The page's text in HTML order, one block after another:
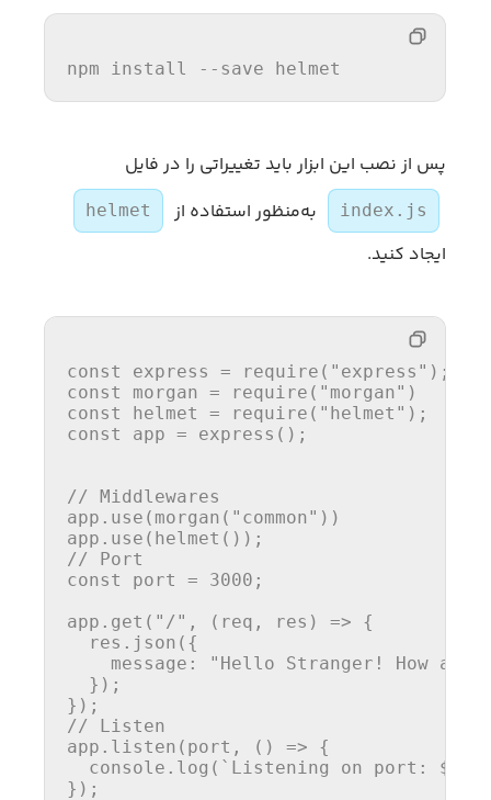
npm install --save helmet
پس از نصب این ابزار باید تغییراتی را در فایل
index.js به‌منظور استفاده از helmet
ایجاد کنید.
const express = require ( "express"
const
morgan = require ( "morgan"
const
helmet = require ( "helmet"
const
app = express ();
// Middlewares
app. use ( morgan ( "common" ))
app. use ( helmet
// Port
const
port = 3000 ;
app. get ( "/" , ( req, res ) => {
  res.
json ({
message :
"Hello Stranger! How are
  });
// Listen
app. listen (port, () => {
console . log ( `Listening on port:
});